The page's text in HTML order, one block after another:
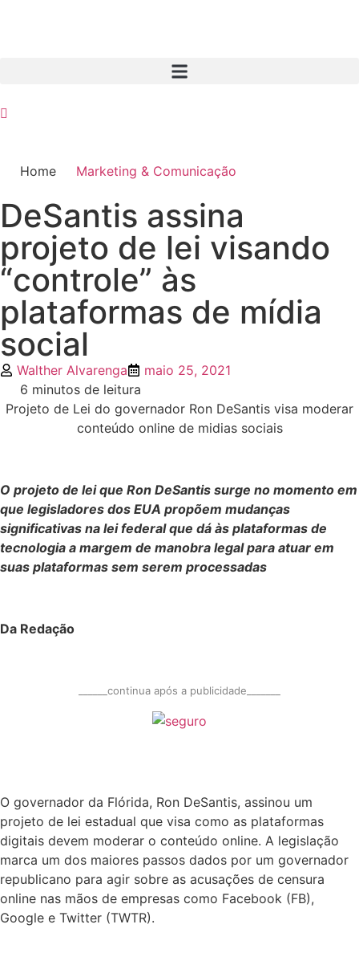
Home Marketing & Comunicação
DeSantis assina
projeto de lei visando
“controle” às
plataformas de mídia
social
Walther Alvarenga
maio 25, 2021
6 minutos de leitura
Projeto de Lei do governador Ron DeSantis visa moderar
conteúdo online de midias sociais
O projeto de lei que Ron DeSantis surge no momento em
que legisladores dos EUA propõem mudanças
significativas na lei federal que dá às plataformas de
tecnologia a margem de manobra legal para atuar em
suas plataformas sem serem processadas
Da Redação
______continua após a publicidade_______
O governador da Flórida, Ron DeSantis, assinou um
projeto de lei estadual que visa como as plataformas
digitais devem moderar o conteúdo online. A legislação
marca um dos maiores passos dados por um governador
republicano para agir sobre as acusações de censura
online nas mãos de empresas como Facebook (FB),
Google e Twitter (TWTR).